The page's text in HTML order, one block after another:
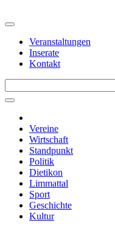
Veranstaltungen
Inserate
Kontakt
Vereine
Wirtschaft
Standpunkt
Politik
Dietikon
Limmattal
Sport
Geschichte
Kultur